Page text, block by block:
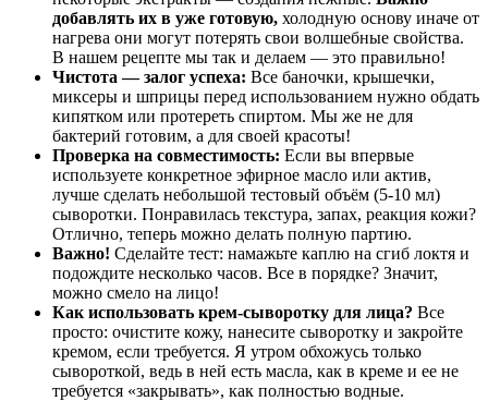
добавлять их в уже готовую, холодную основу иначе от
нагрева они могут потерять свои волшебные свойства.
В нашем рецепте мы так и делаем — это правильно!
Чистота — залог успеха: Все баночки, крышечки,
миксеры и шприцы перед использованием нужно обдать
кипятком или протереть спиртом. Мы же не для
бактерий готовим, а для своей красоты!
Проверка на совместимость: Если вы впервые
используете конкретное эфирное масло или актив,
лучше сделать небольшой тестовый объём (5-10 мл)
сыворотки. Понравилась текстура, запах, реакция кожи?
Отлично, теперь можно делать полную партию.
Важно! Сделайте тест: намажьте каплю на сгиб локтя и
подождите несколько часов. Все в порядке? Значит,
можно смело на лицо!
Как использовать крем-сыворотку для лица? Все
просто: очистите кожу, нанесите сыворотку и закройте
кремом, если требуется. Я утром обхожусь только
сывороткой, ведь в ней есть масла, как в креме и ее не
требуется «закрывать», как полностью водные.